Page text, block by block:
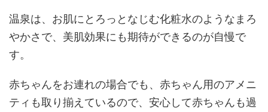
温泉は、お肌にとろっとなじむ化粧水のようなまろ
やかさで、美肌効果にも期待ができるのが自慢で
す。
赤ちゃんをお連れの場合でも、赤ちゃん用のアメニ
ティも取り揃えているので、安心して赤ちゃんも過